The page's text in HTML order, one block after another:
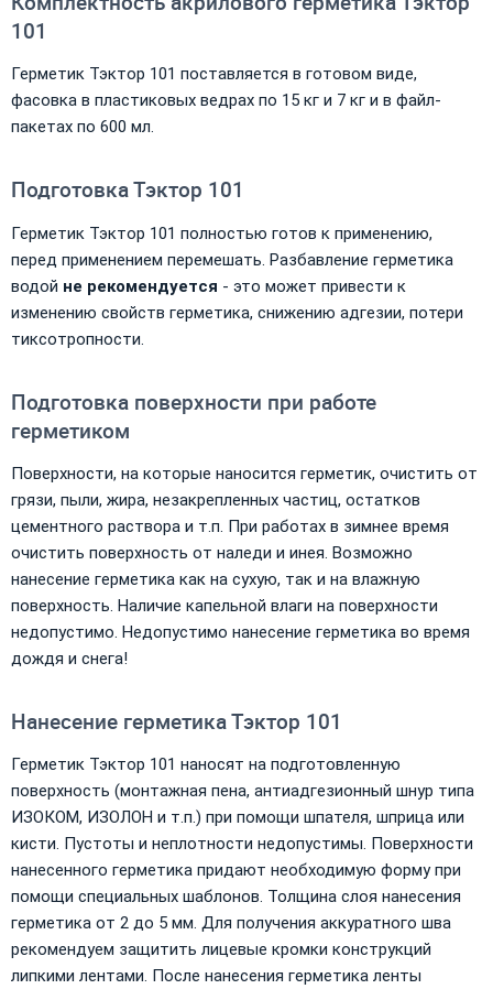
101
Герметик Тэктор 101 поставляется в готовом виде,
фасовка в пластиковых ведрах по 15 кг и 7 кг и в файл-
пакетах по 600 мл.
Подготовка Тэктор 101
Герметик Тэктор 101 полностью готов к применению,
перед применением перемешать. Разбавление герметика
водой не рекомендуется - это может привести к
изменению свойств герметика, снижению адгезии, потери
тиксотропности.
Подготовка поверхности при работе
герметиком
Поверхности, на которые наносится герметик, очистить от
грязи, пыли, жира, незакрепленных частиц, остатков
цементного раствора и т.п. При работах в зимнее время
очистить поверхность от наледи и инея. Возможно
нанесение герметика как на сухую, так и на влажную
поверхность. Наличие капельной влаги на поверхности
недопустимо. Недопустимо нанесение герметика во время
дождя и снега!
Нанесение герметика Тэктор 101
Герметик Тэктор 101 наносят на подготовленную
поверхность (монтажная пена, антиадгезионный шнур типа
ИЗОКОМ, ИЗОЛОН и т.п.) при помощи шпателя, шприца или
кисти. Пустоты и неплотности недопустимы. Поверхности
нанесенного герметика придают необходимую форму при
помощи специальных шаблонов. Толщина слоя нанесения
герметика от 2 до 5 мм. Для получения аккуратного шва
рекомендуем защитить лицевые кромки конструкций
липкими лентами. После нанесения герметика ленты